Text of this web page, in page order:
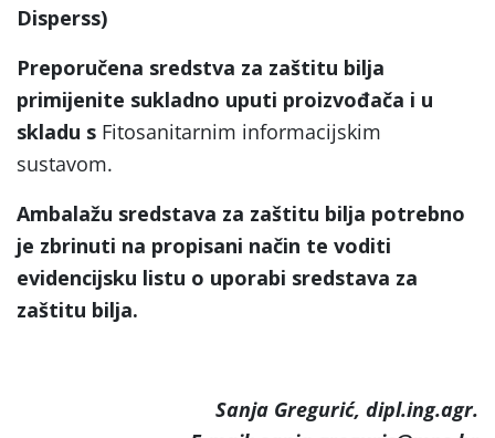
Disperss)
Preporučena sredstva za zaštitu bilja
primijenite sukladno uputi proizvođača i u
skladu s Fitosanitarnim informacijskim
sustavom.
Ambalažu sredstava za zaštitu bilja potrebno
je zbrinuti na propisani način te voditi
evidencijsku listu o uporabi sredstava za
zaštitu bilja.
Sanja Gregurić, dipl.ing.agr.